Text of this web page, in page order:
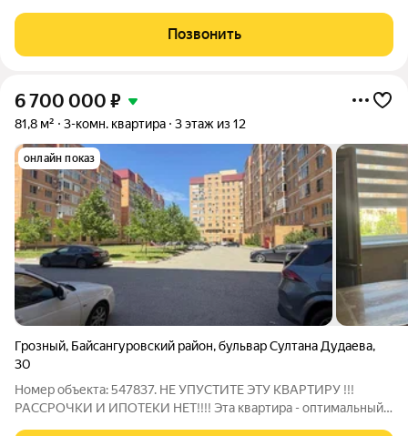
Инфраструктура: Рядом с домом находится все
необходимое.Школа.Сад.Продуктовый Магазин и тд
Позвонить
6 700 000 ₽
81,8 м² 3-комн. квартира 3 этаж из 12
онлайн показ
Грозный, Байсангуровский район,бульвар Султана Дудаева,
30
Номер объекта: 547837. НЕ УПУСТИТЕ ЭТУ КВАРТИРУ !!!
РАССРОЧКИ И ИПОТЕКИ НЕТ!!!! Эта квартира - оптимальный